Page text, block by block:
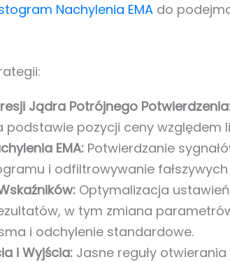
Nachylenia EMA do
Jądra Potrójnego
podstawie pozycji ceny względem
EMA: Potwierdzanie
i odfiltrowywanie fałszywych
Optymalizacja
w tym zmiana
i odchylenie standardowe.
i Wyjścia: Jasne reguły